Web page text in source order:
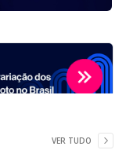
VER TUDO